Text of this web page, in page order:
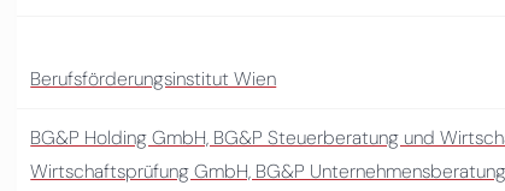
Berufsförderungsinstitut Wien
BG&P Holding GmbH, BG&P Steuerberatung und
Wirtschaftsprüfung GmbH, BG&P